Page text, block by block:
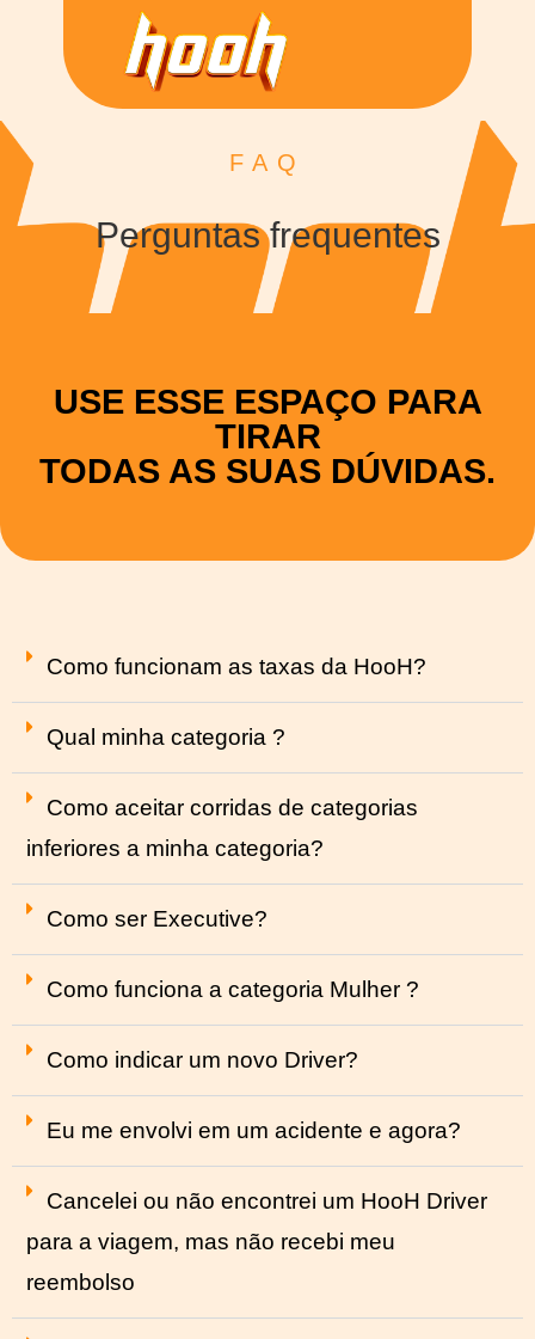
FAQ
Perguntas frequentes
USE ESSE ESPAÇO PARA
TIRAR
TODAS AS SUAS DÚVIDAS.
Como funcionam as taxas da HooH?
Qual minha categoria ?
Como aceitar corridas de categorias
inferiores a minha categoria?
Como ser Executive?
Como funciona a categoria Mulher ?
Como indicar um novo Driver?
Eu me envolvi em um acidente e agora?
Cancelei ou não encontrei um HooH Driver
para a viagem, mas não recebi meu
reembolso